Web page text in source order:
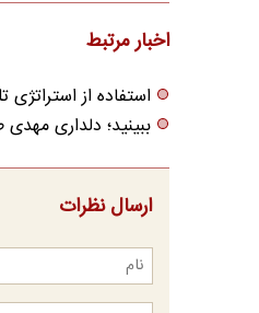
اخبار مرتبط
استفاده از استراتژی
ببینید؛ دلداری مهدی
ارسال نظرات